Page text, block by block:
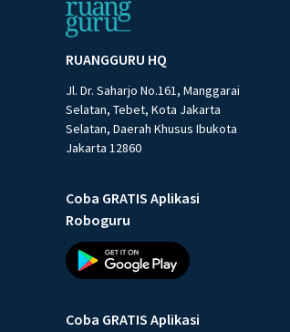
RUANGGURU HQ
Jl. Dr. Saharjo No.161, Manggarai
Selatan, Tebet, Kota Jakarta
Selatan, Daerah Khusus Ibukota
Jakarta 12860
Coba GRATIS Aplikasi
Roboguru
Coba GRATIS Aplikasi